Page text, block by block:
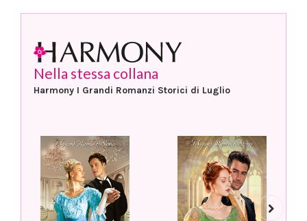
Nella stessa collana
Harmony I Grandi Romanzi Storici di Luglio